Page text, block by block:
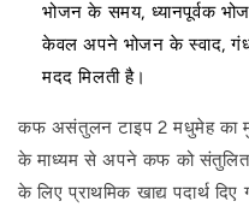
भोजन के समय, ध्यानपूर्वक
केवल अपने भोजन के स्वाद,
मदद मिलती है।
कफ असंतुलन टाइप 2 मधुमेह का
के माध्यम से अपने कफ को संतुलित
के लिए प्राथमिक खाद्य पदार्थ